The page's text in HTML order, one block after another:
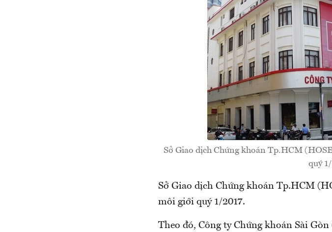
Sở Giao dịch Chứng khoán Tp.HCM
quý
Sở Giao dịch Chứng khoán Tp.HCM
môi giới quý 1/2017.
Theo đó, Công ty Chứng khoán Sài